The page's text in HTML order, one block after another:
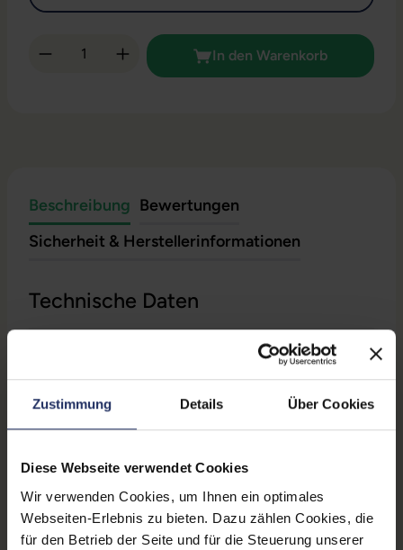
Zustimmung Details Über Cookies
Diese Webseite verwendet Cookies
Wir verwenden Cookies, um Ihnen ein optimales
Webseiten-Erlebnis zu bieten. Dazu zählen Cookies, die
für den Betrieb der Seite und für die Steuerung unserer
Produkt Anzahl: Gib den gewünschten
In den Warenkorb
Beschreibung Bewertungen
Sicherheit & Herstellerinformationen
Technische Daten
CPU Generation: 11
Betriebssystem:
Displayart: Mattes Display
Webcam: Ja